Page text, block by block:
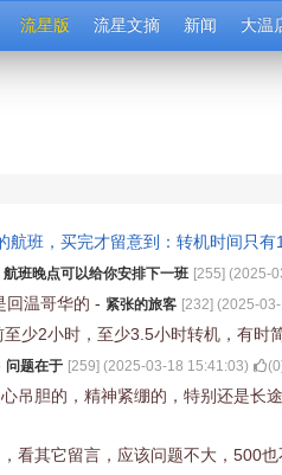
流星版 流星文摘 新闻 大温
航班，买完才留意到：转机时间只有
航班晚点可以给你安排下一班 [255] (2025-
回温哥华的 - 紧张的旅客 [232] (2025-
少2小时，至少3.5小时转机，有时
问题在于 [259] (2025-03-18 15:41:03) (0
吊胆的，精神紧绷的，特别还是长
看其它留言，应该问题不大，500